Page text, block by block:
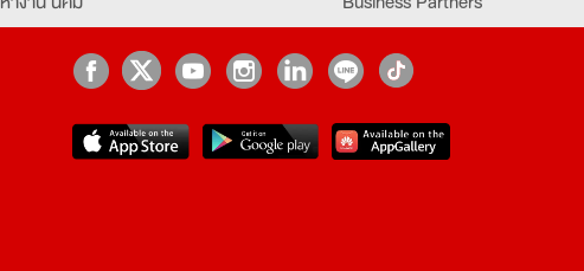
Job Index
job